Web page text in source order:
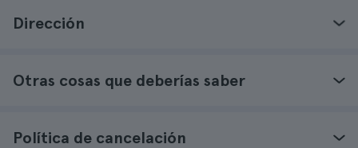
Dirección
Otras cosas que deberías saber
Política de cancelación